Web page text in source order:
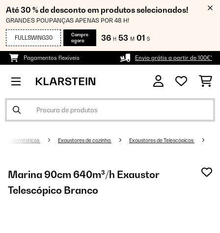
Até 30 % de desconto em produtos selecionados!
GRANDES POUPANÇAS APENAS POR 48 H!
FULLSWING30
Compre
agora
36 H 53 M 01 S
Pagamentos flexíveis Envio grátis a partir de 100€*
Exaustores de cozinha Exaustores de Telescópicos
Marina 90cm 640m³/h Exaustor
Telescópico Branco